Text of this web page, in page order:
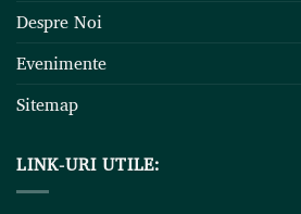
Despre Noi
Evenimente
Sitemap
LINK-URI UTILE: